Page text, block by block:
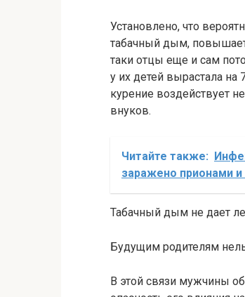
Установлено, что
табачный дым,
таки отцы еще и сам
у их детей вырастала на
курение воздействует
внуков.
Читайте также:
заражено прионами
Табачный дым не дает
Будущим родителям
В этой связи мужчины